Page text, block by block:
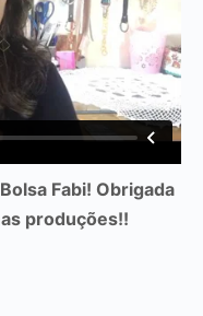
Fabi! Obrigada
produções!!